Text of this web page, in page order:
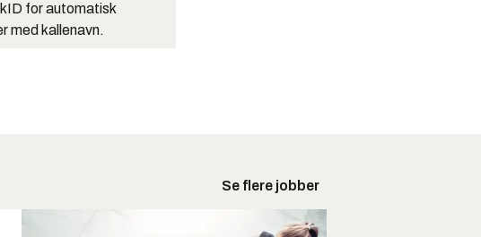
for automatisk
med kallenavn.
Se flere jobber